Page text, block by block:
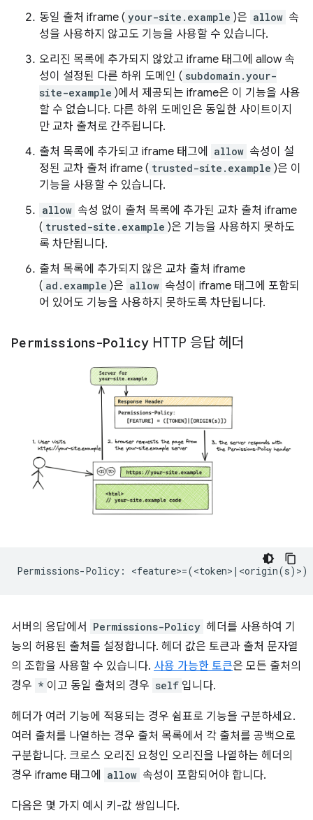
동일 출처 iframe ( your-site.example )은 allow 속
성을 사용하지 않고도 기능을 사용할 수 있습니다.
오리진 목록에 추가되지 않았고 iframe 태그에 allow 속
성이 설정된 다른 하위 도메인 ( subdomain.your-
site-example )에서 제공되는 iframe은 이 기능을 사용
할 수 없습니다. 다른 하위 도메인은 동일한 사이트이지
만 교차 출처로 간주됩니다.
출처 목록에 추가되고 iframe 태그에
allow 속성이 설
정된 교차 출처 iframe ( trusted-site.example )은 이
기능을 사용할 수 있습니다.
allow 속성 없이 출처 목록에 추가된 교차 출처 iframe
( trusted-site.example )은 기능을 사용하지 못하도
록 차단됩니다.
출처 목록에 추가되지 않은 교차 출처 iframe
( ad.example )은 allow 속성이 iframe 태그에 포함되
어 있어도 기능을 사용하지 못하도록 차단됩니다.
Permissions-Policy HTTP 응답 헤더
서버의 응답에서 Permissions-Policy 헤더를 사용하여 기
능의 허용된 출처를 설정합니다. 헤더 값은 토큰과 출처 문자열
의 조합을 사용할 수 있습니다. 사용 가능한 토큰은 모든 출처의
경우 * 이고 동일 출처의 경우 self 입니다.
헤더가 여러 기능에 적용되는 경우 쉼표로 기능을 구분하세요.
여러 출처를 나열하는 경우 출처 목록에서 각 출처를 공백으로
구분합니다. 크로스 오리진 요청인 오리진을 나열하는 헤더의
경우 iframe 태그에
allow 속성이 포함되어야 합니다.
다음은 몇 가지 예시 키-값 쌍입니다.